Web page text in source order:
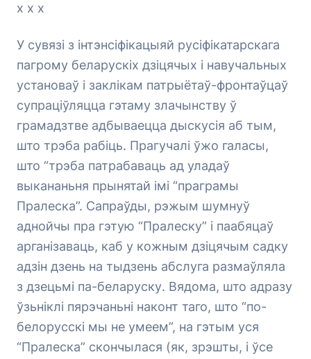
х х х
У сувязі з інтэнсіфікацыяй русіфікатарскага
пагрому беларускіх дзіцячых і навучальных
установаў і заклікам патрыётаў-фронтаўцаў
супраціўляцца гэтаму злачынству ў
грамадзтве адбываецца дыскусія аб тым,
што трэба рабіць. Прагучалі ўжо галасы,
што “трэба патрабаваць ад уладаў
выкананьня прынятай імі “праграмы
Пралеска”. Сапраўды, рэжым шумнуў
аднойчы пра гэтую “Пралеску” і паабяцаў
арганізаваць, каб у кожным дзіцячым садку
адзін дзень на тыдзень абслуга размаўляла
з дзецьмі па-беларуску. Вядома, што адразу
ўзьніклі пярэчаньні наконт таго, што “по-
белорусскі мы не умеем”, на гэтым уся
“Пралеска” скончылася (як, зрэшты, і ўсе